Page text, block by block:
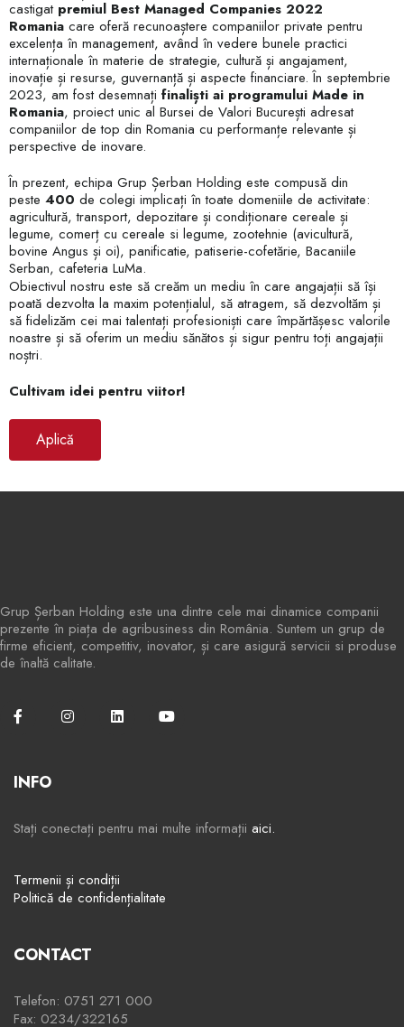
castigat premiul Best Managed Companies 2022
Romania care oferă recunoaștere companiilor private pentru
excelența în management, având în vedere bunele practici
internaționale în materie de strategie, cultură și angajament,
inovație și resurse, guvernanță și aspecte financiare. În septembrie
2023, am fost desemnați finaliști ai programului Made in
Romania, proiect unic al Bursei de Valori București adresat
companiilor de top din Romania cu performanțe relevante și
perspective de inovare.
În prezent, echipa Grup Șerban Holding este compusă din
peste 400 de colegi implicați în toate domeniile de activitate:
agricultură, transport, depozitare și condiționare cereale și
legume, comerț cu cereale si legume, zootehnie (avicultură,
bovine Angus și oi), panificatie, patiserie-cofetărie, Bacaniile
Serban, cafeteria LuMa.
Obiectivul nostru este să creăm un mediu în care angajații să își
poată dezvolta la maxim potențialul, să atragem, să dezvoltăm și
să fidelizăm cei mai talentați profesioniști care împărtășesc valorile
noastre și să oferim un mediu sănătos și sigur pentru toți angajații
noștri.
Cultivam idei pentru viitor!
Aplică
Grup Șerban Holding este una dintre cele mai dinamice companii
prezente în piața de agribusiness din România. Suntem un grup de
firme eficient, competitiv, inovator, și care asigură servicii si produse
de înaltă calitate.
INFO
Stați conectați pentru mai multe informații aici.
Termenii și condiții
Politică de confidențialitate
CONTACT
Telefon: 0751 271 000
Fax: 0234/322165